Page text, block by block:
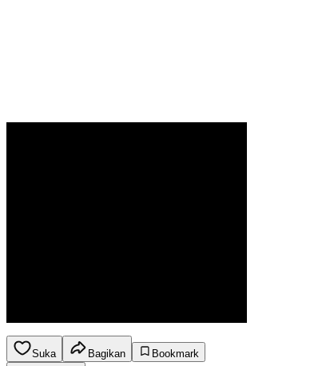
Suka Bagikan
Bookmark